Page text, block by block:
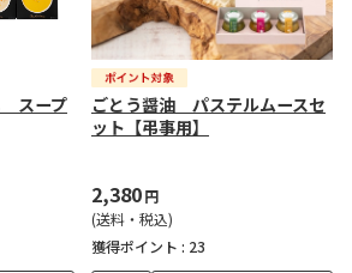
スープ
ごとう醤油 パステルムースセ
ット【弔事用】
2,380円
(送料・税込)
獲得ポイント : 23